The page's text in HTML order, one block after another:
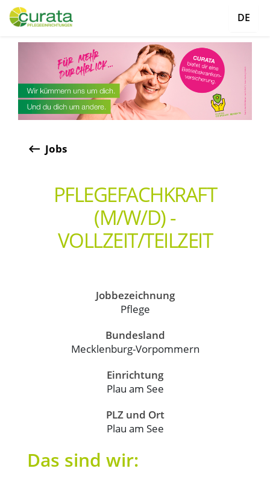
DE
keyboard_backspace Jobs
PFLEGEFACHKRAFT
(M/W/D) -
VOLLZEIT/TEILZEIT
Jobbezeichnung
Pflege
Bundesland
Mecklenburg-Vorpommern
Einrichtung
Plau am See
PLZ und Ort
Plau am See
Das sind wir: